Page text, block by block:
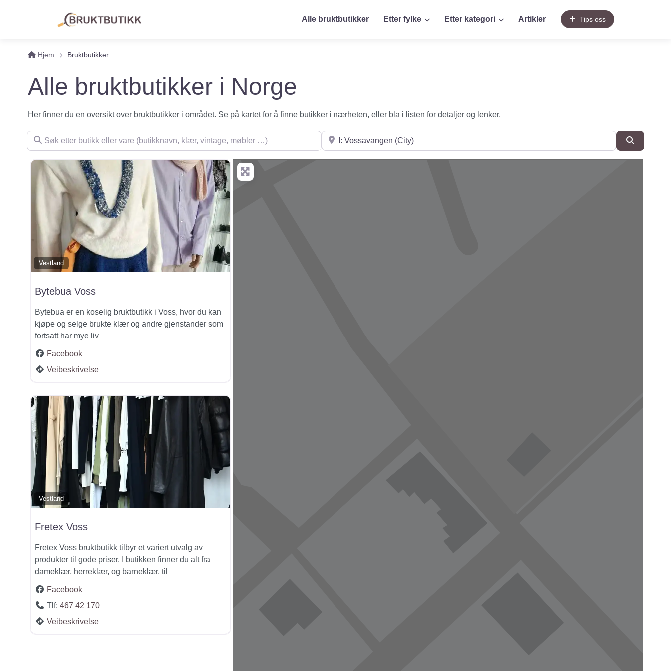
Alle bruktbutikker Etter fylke Etter kategori Artikler Tips oss
Hjem Bruktbutikker
Alle bruktbutikker i Norge
Her finner du en oversikt over bruktbutikker i området. Se på kartet for å finne butikker i nærheten, eller bla i listen for detaljer og lenker.
Søk etter butikk eller vare (butikknavn, klær, vintage, møbler …) Søk i nærheten
Vestland
Bytebua Voss
Bytebua er en koselig bruktbutikk i Voss, hvor du kan
kjøpe og selge brukte klær og andre gjenstander som
fortsatt har mye liv
Facebook
Veibeskrivelse
Vestland
Fretex Voss
Fretex Voss bruktbutikk tilbyr et variert utvalg av
produkter til gode priser. I butikken finner du alt fra
dameklær, herreklær, og barneklær, til
Facebook
Tlf: 467 42 170
Veibeskrivelse